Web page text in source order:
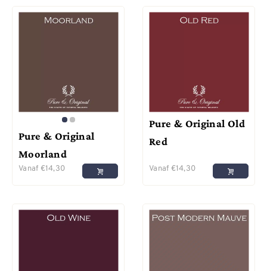
Pure & Original
Moorland
Vanaf €14,30
Pure & Original Old
Red
Vanaf €14,30